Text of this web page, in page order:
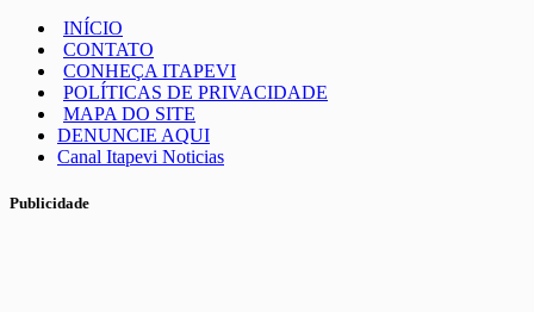
INÍCIO
CONTATO
CONHEÇA ITAPEVI
POLÍTICAS DE PRIVACIDADE
MAPA DO SITE
DENUNCIE AQUI
Canal Itapevi Noticias
Publicidade